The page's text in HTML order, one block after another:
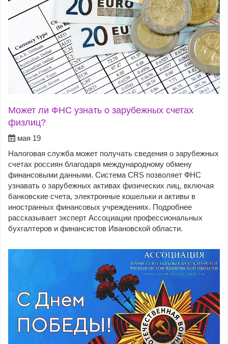
Может ли ФНС узнать о зарубежных счетах
физлиц?
мая 19
Налоговая служба может получать сведения о зарубежных
счетах россиян благодаря международному обмену
финансовыми данными. Система CRS позволяет ФНС
узнавать о зарубежных активах физических лиц, включая
банковские счета, электронные кошельки и активы в
иностранных финансовых учреждениях. Подробнее
рассказывает эксперт Ассоциации профессиональных
бухгалтеров и финансистов Ивановской области.